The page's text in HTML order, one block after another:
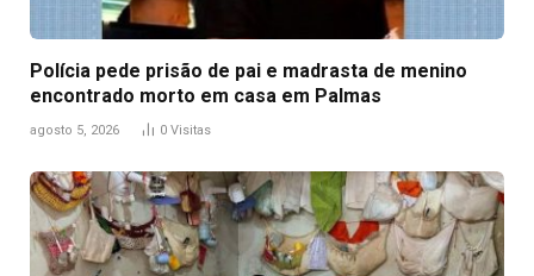
Polícia pede prisão de pai e madrasta de menino
encontrado morto em casa em Palmas
agosto 5, 2026 0 Visitas